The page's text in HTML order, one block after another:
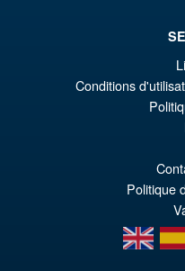
Conditions
Politique
en
es